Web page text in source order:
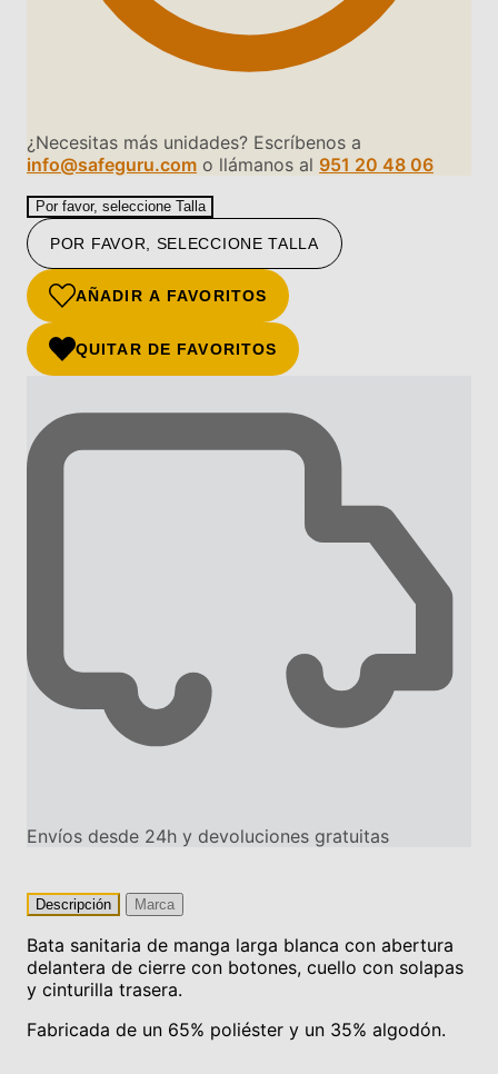
¿Necesitas más unidades? Escríbenos a
info@safeguru.com o llámanos al 951 20 48 06
Por favor, seleccione Talla
POR FAVOR, SELECCIONE TALLA
AÑADIR A FAVORITOS
QUITAR DE FAVORITOS
Envíos desde 24h y devoluciones gratuitas
Descripción Marca
Bata sanitaria de manga larga blanca con abertura
delantera de cierre con botones, cuello con solapas
y cinturilla trasera.
Fabricada de un 65% poliéster y un 35% algodón.